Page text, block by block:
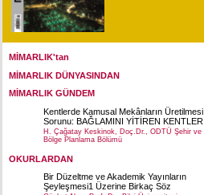
MİMARLIK'tan
MİMARLIK DÜNYASINDAN
MİMARLIK GÜNDEM
Kentlerde Kamusal Mekânların Üretilmesi
Sorunu: BAĞLAMINI YİTİREN KENTLER
H. Çağatay Keskinok, Doç.Dr., ODTÜ Şehir ve
Bölge Planlama Bölümü
OKURLARDAN
Bir Düzeltme ve Akademik Yayınların
Şeyleşmesi1 Üzerine Birkaç Söz